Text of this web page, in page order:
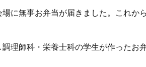
場に無事お弁当が届きました。これか
理師科・栄養士科の学生が作ったお